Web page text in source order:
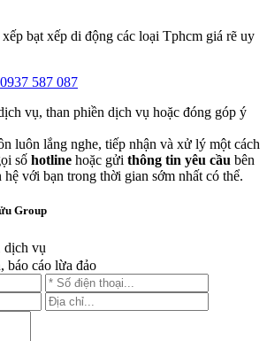
bạt xếp di động các loại Tphcm giá rẽ uy
0937 587 087
vụ, than phiền dịch vụ hoặc đóng góp ý
luôn lắng nghe, tiếp nhận và xử lý một cách
số hotline hoặc gửi thông tin yêu cầu bên
với bạn trong thời gian sớm nhất có thể.
Group
dịch vụ
báo cáo lừa đảo